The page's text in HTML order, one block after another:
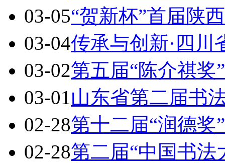
03-05“贺新杯”首届陕
03-04传承与创新·四
03-02第五届“陈介祺
03-01山东省第二届书
02-28第十二届“润德
02-28第二届“中国书